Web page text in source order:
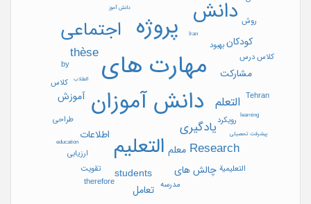
مهارت های
دانش آموزان
پروژه
التعلیم
دانش
اجتماعی
thèse
یادگیری
التعلم
Research
مشارکت
آموزش
اطلاعات
چالش های
کودکان
معلم
تعامل
students
رویکرد
کلاس درس
بهبود
مدرسه
کلاس
روش
طراحی
تقویت
ارزیابی
Tehran
therefore
by
التعلیمیة
دانش آموز
Iran
الطلاب
پیشرفت تحصیلی
education
learning